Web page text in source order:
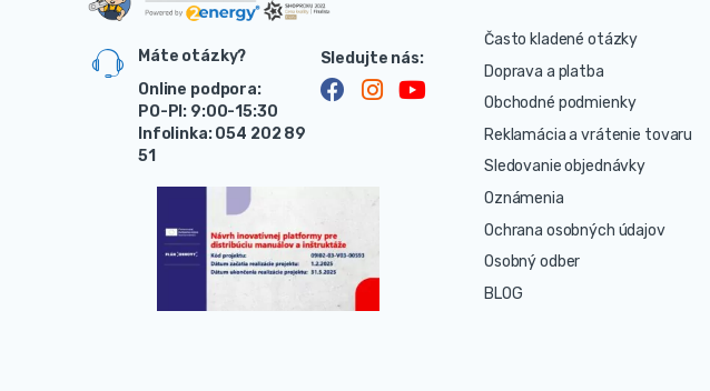
Máte otázky?
Online podpora:
PO-PI: 9:00-15:30
Infolinka: 054 202 89
51
Často kladené otázky
Doprava a platba
Obchodné podmienky
Reklamácia a vrátenie tovaru
Sledovanie objednávky
Oznámenia
Ochrana osobných údajov
Osobný odber
BLOG